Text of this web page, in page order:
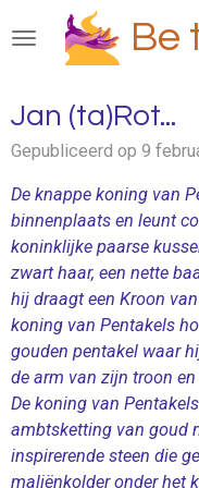
direct
de
hoofdinhoud
Be
Jan (ta)Rot...
Gepubliceerd op 9
De knappe koning van
binnenplaats en leunt
koninklijke paarse
zwart haar, een nette
hij draagt ​​een Kroon
koning van Pentakels
gouden pentakel waar
de arm van zijn troon
De koning van
ambtsketting van goud
inspirerende steen die
maliënkolder onder het